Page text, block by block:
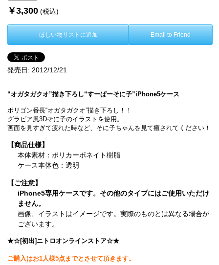
￥3,300 (税込)
ほしい物リストに追加 Email to Friend
発売日: 2012/12/21
“オガタガクオ”描き下ろし“すーぱーそに子”iPhone5ケース
ポリゴン番長“オガタガクオ”描き下ろし！！
グラビア風3Dそに子のイラストを使用。
画面を見すぎて疲れた時など、そに子ちゃんを見て癒されてください！
【商品仕様】
本体素材：ポリカーボネイト樹脂
ケース本体色：透明
【ご注意】
iPhone5専用ケースです。その他のタイプにはご使用いただけ
ません。
画像、イラストはイメージです。実際のものとは異なる場合が
ございます。
★☆[初出]ニトロオンラインストア☆★
ご購入はお1人様5点までとさせて頂きます。